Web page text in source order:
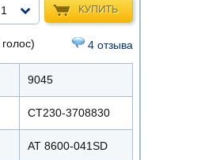
КУПИТЬ
1
4 отзыва
9045
СТ230-3708830
AT 8600-041SD